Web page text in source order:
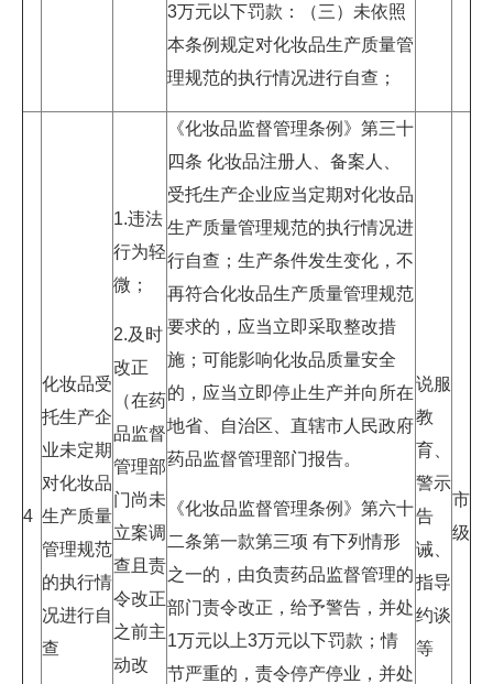
3万元以下罚款：（三）未依照
本条例规定对化妆品生产质量管
理规范的执行情况进行自查；
4
化妆品受
托生产企
业未定期
对化妆品
生产质量
管理规范
的执行情
况进行自
查
1.违法
行为轻
微；
2.及时
改正
（在药
品监督
管理部
门尚未
立案调
查且责
令改正
之前主
动改
《化妆品监督管理条例》第三十
四条 化妆品注册人、备案人、
受托生产企业应当定期对化妆品
生产质量管理规范的执行情况进
行自查；生产条件发生变化，不
再符合化妆品生产质量管理规范
要求的，应当立即采取整改措
施；可能影响化妆品质量安全
的，应当立即停止生产并向所在
地省、自治区、直辖市人民政府
药品监督管理部门报告。
《化妆品监督管理条例》第六十
二条第一款第三项 有下列情形
之一的，由负责药品监督管理的
部门责令改正，给予警告，并处
1万元以上3万元以下罚款；情
节严重的，责令停产停业，并处
说服
教
育、
警示
告
诫、
指导
约谈
等
市
级